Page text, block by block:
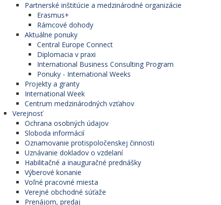
Partnerské inštitúcie a medzinárodné organizácie
Erasmus+
Rámcové dohody
Aktuálne ponuky
Central Europe Connect
Diplomacia v praxi
International Business Consulting Program
Ponuky - International Weeks
Projekty a granty
International Week
Centrum medzinárodných vzťahov
Verejnosť
Ochrana osobných údajov
Sloboda informácií
Oznamovanie protispoločenskej činnosti
Uznávanie dokladov o vzdelaní
Habilitačné a inauguračné prednášky
Výberové konanie
Voľné pracovné miesta
Verejné obchodné súťaže
Prenájom, predaj